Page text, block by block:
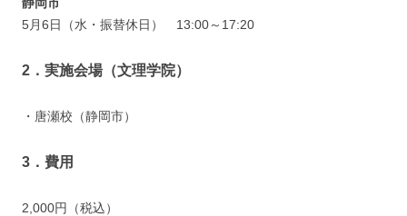
5月6日（水・振替休日） 13:00～17:20
2．実施会場（文理学院）
・唐瀬校（静岡市）
3．費用
2,000円（税込）